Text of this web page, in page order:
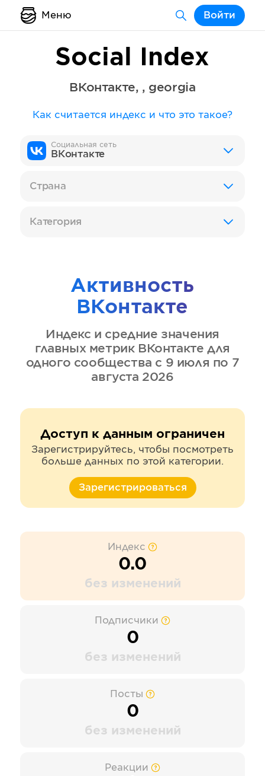
Меню Войти
Social Index
ВКонтакте, , georgia
Как считается индекс и что это такое?
Социальная сеть
ВКонтакте
Страна
Категория
Активность
ВКонтакте
Индекс и средние значения
главных метрик ВКонтакте для
одного сообщества с 9 июля по 7
августа 2026
Доступ к данным ограничен
Зарегистрируйтесь, чтобы посмотреть
больше данных по этой категории.
Зарегистрироваться
Индекс
0.0
без изменений
Подписчики
0
без изменений
Посты
0
без изменений
Реакции